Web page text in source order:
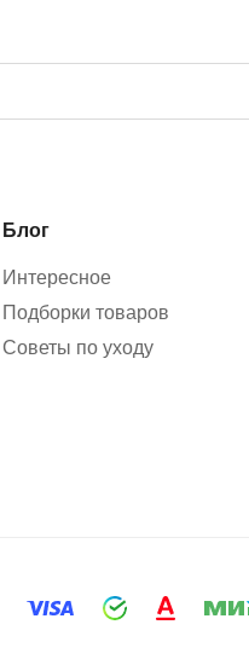
Блог
Интересное
Подборки товаров
Советы по уходу